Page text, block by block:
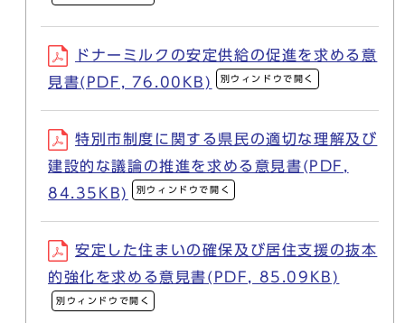
ドナーミルクの安定供給の促進を求める意
見書(PDF, 76.00KB)
別ウィンドウで開く
特別市制度に関する県民の適切な理解及び
建設的な議論の推進を求める意見書(PDF,
84.35KB)
別ウィンドウで開く
安定した住まいの確保及び居住支援の抜本
的強化を求める意見書(PDF, 85.09KB)
別ウィンドウで開く